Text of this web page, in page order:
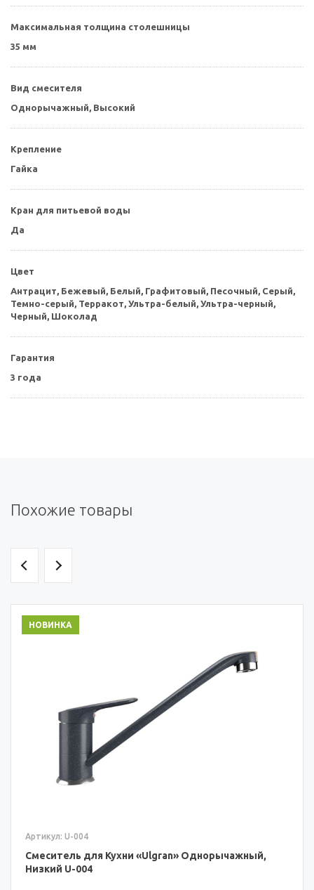
Максимальная толщина столешницы
35 мм
Вид смесителя
Однорычажный, Высокий
Крепление
Гайка
Кран для питьевой воды
Да
Цвет
Антрацит, Бежевый, Белый, Графитовый, Песочный, Серый,
Темно-серый, Терракот, Ультра-белый, Ультра-черный,
Черный, Шоколад
Гарантия
3 года
Похожие товары
НОВИНКА
Артикул: U-004
Смеситель для Кухни «Ulgran» Однорычажный,
Низкий U-004